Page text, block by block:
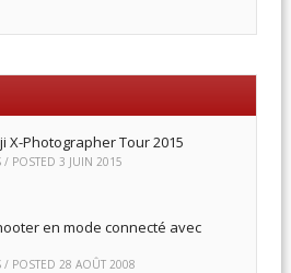
X-Photographer Tour 2015
/ POSTED 3 JUIN 2015
en mode connecté avec
/ POSTED 28 AOÛT 2008